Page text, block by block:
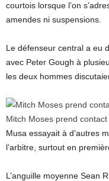
courtois lorsque l’on
amendes ni suspensions.
Le défenseur central a eu
avec Peter Gough à
les deux hommes
Mitch Moses prend contact
Musa essayait à d’autres
l’arbitre, surtout en
L’anguille moyenne Sean